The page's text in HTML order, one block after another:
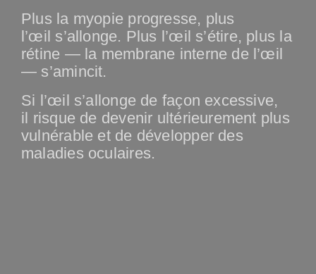
Plus la myopie progresse, plus
l’œil s’allonge. Plus l’œil s’étire, plus la
rétine — la membrane interne de l’œil
— s’amincit.
Si l’œil s’allonge de façon excessive,
il risque de devenir ultérieurement plus
vulnérable et de développer des
maladies oculaires.